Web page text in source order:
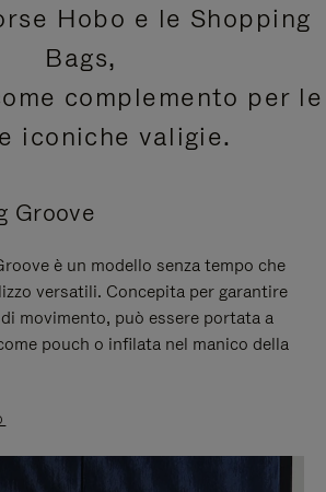
Hobo e le Shopping
Bags,
complemento per le
iconiche valigie.
Groove
è un modello senza tempo che
versatili. Concepita per garantire
movimento, può essere portata a
pouch o infilata nel manico della